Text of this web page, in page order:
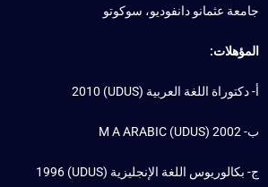
جامعة عثمانو دانفوديو، سوكوتو
المؤهلات:
أ- دكتوراة اللغة العربية (UDUS) 2010
ب- M A ARABIC (UDUS) 2002
ج- بكالوريوس اللغة الإنجليزية (UDUS) 1996